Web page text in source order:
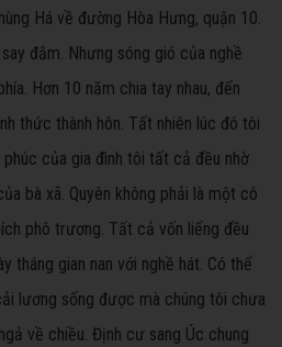
Há về đường Hòa Hưng, quận 10.
đắm. Nhưng sóng gió của nghề
Hơn 10 năm chia tay nhau, đến
thức thành hôn. Tất nhiên lúc đó tôi
phúc của gia đình tôi tất cả đều nhờ
bà xã. Quyên không phải là một cô
phô trương. Tất cả vốn liếng đều
tháng gian nan với nghề hát. Có thể
lương sống được mà chúng tôi chưa
về chiều. Định cư sang Úc chung